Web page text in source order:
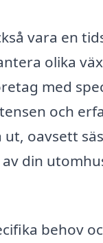
vara en
olika
med
och
oavsett
din
behov